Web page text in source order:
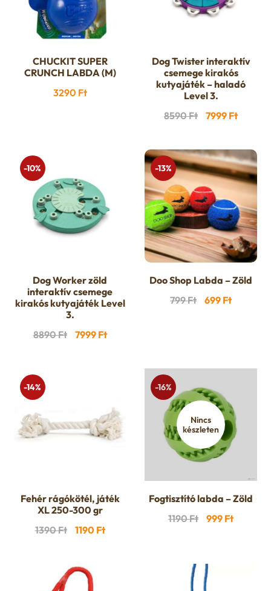
CHUCKIT SUPER
CRUNCH LABDA (M)
3290 Ft
Dog Twister interaktív
csemege kirakós
kutyajáték – haladó
Level 3.
8590Ft
Original
was:
8590 Ft.
7999 Ft
is:
7999
-10%
Dog Worker zöld
interaktív csemege
kirakós kutyajáték Level
3.
8890Ft Original
7999 FtCurrent
-13%
Doo Shop Labda – Zöld
799Ft
Original
699 FtCurrent
-14%
Fehér rágókötél, játék
XL 250-300 gr
1390Ft Original
1390 Ft.
1190 FtCurrent
Nincs
készleten
-16%
Fogtisztító labda – Zöld
1190Ft
Original
1190 Ft.
999 FtCurrent